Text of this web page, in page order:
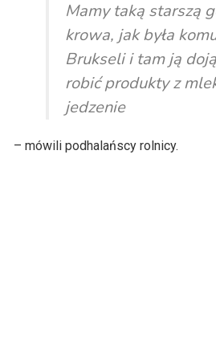
Mamy taką starszą
krowa, jak była
Brukseli i tam ją
robić produkty z
jedzenie
– mówili podhalańscy rolnicy.